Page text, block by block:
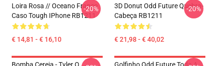
Loira Rosa // Oceano Franco
Caso Tough IPhone RB1211
€ 14,81 - € 16,10
-20%
3D Donut Odd Future Quebra-
Cabeça RB1211
€ 21,98 - € 40,02
-20%